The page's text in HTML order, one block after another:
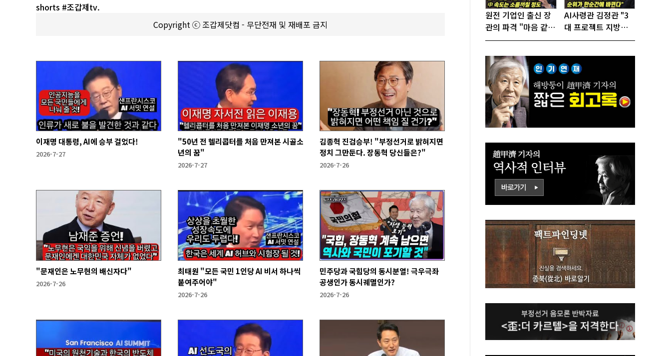
shorts #조갑제tv.
Copyright ⓒ 조갑제닷컴 - 무단전재 및 재배포 금지
이재명 대통령, AI에 승부 걸었다!
2026-7-27
"50년 전 헬리콥터를 처음 만져본 시골소
년의 꿈"
2026-7-27
김종혁 진검승부! "부정선거로 밝혀지면
정치 그만둔다. 장동혁 당신들은?"
2026-7-26
"문재인은 노무현의 배신자다"
2026-7-26
최태원 "모든 국민 1인당 AI 비서 하나씩
붙여주어야"
2026-7-26
민주당과 국힘당의 동시분열! 극우극좌
공생인가 동시궤멸인가?
2026-7-26
원전 기업인 출신 장
관의 파격 "마음 같아
서는 수도권에 원전
AI사령관 김정관 "3
대 프로젝트 지방투
자는 국가생존을 건